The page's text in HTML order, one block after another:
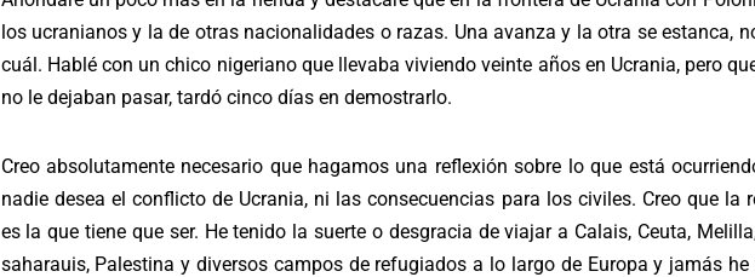
los ucranianos y la de otras nacionalidades o razas. Una avanza y la otra se estanca,
cuál. Hablé con un chico nigeriano que llevaba viviendo veinte años en Ucrania, pero
no le dejaban pasar, tardó cinco días en demostrarlo.
Creo absolutamente necesario que hagamos una reflexión sobre lo que está
nadie desea el conflicto de Ucrania, ni las consecuencias para los civiles. Creo que la
es la que tiene que ser. He tenido la suerte o desgracia de viajar a Calais, Ceuta,
saharauis, Palestina y diversos campos de refugiados a lo largo de Europa y jamás